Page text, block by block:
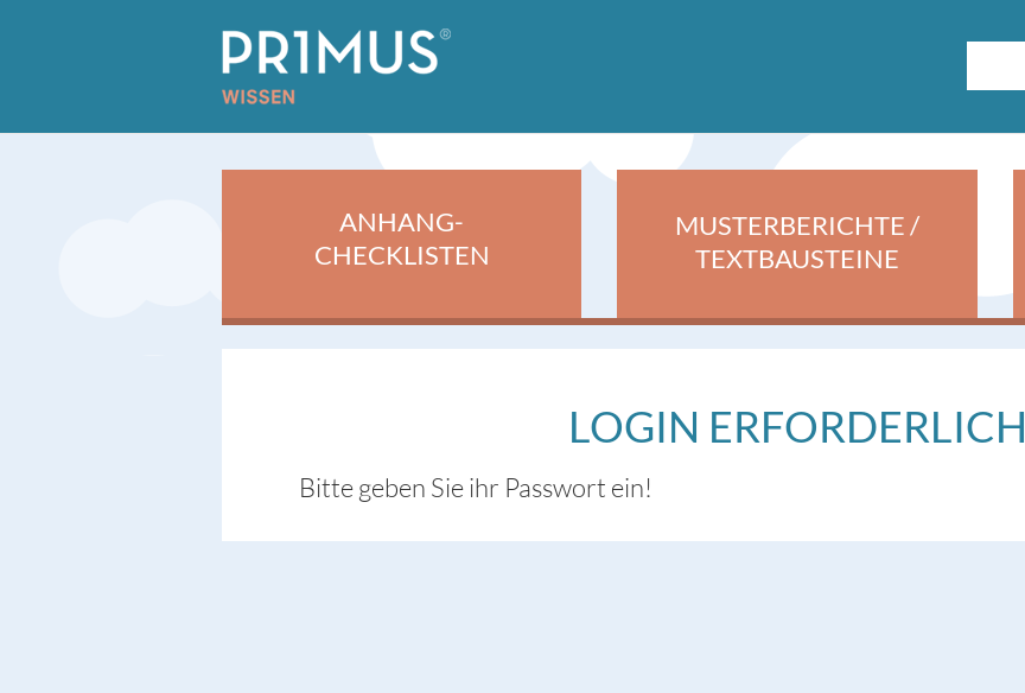
ANHANG-
CHECKLISTEN
MUSTERBERICHTE /
TEXTBAUSTEINE
LOGIN ERFORDERLICH
Bitte geben Sie ihr Passwort ein!